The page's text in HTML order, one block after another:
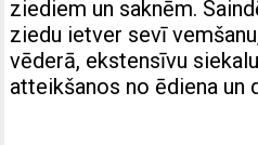
ziediem un saknēm.
ziedu ietver sevī
vēderā, ekstensīvu
atteikšanos no ēdiena un